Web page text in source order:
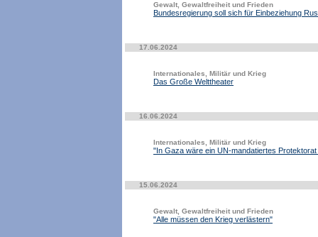
Gewalt, Gewaltfreiheit und Frieden
Bundesregierung soll sich für Einbeziehung
17.06.2024
Internationales, Militär und Krieg
Das Große Welttheater
16.06.2024
Internationales, Militär und Krieg
"In Gaza wäre ein UN-mandatiertes
15.06.2024
Gewalt, Gewaltfreiheit und Frieden
"Alle müssen den Krieg verlästern"